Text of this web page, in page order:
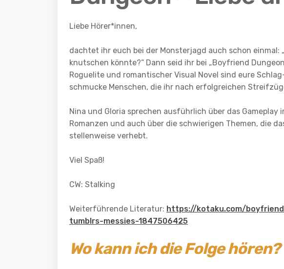
Liebe Hörer*innen,
dachtet ihr euch bei der Monsterjagd auch schon einmal:
knutschen könnte?“ Dann seid ihr bei „Boyfriend
Roguelite und romantischer Visual Novel sind eure
schmucke Menschen, die ihr nach erfolgreichen
Nina und Gloria sprechen ausführlich über das Gameplay
Romanzen und auch über die schwierigen Themen, die
stellenweise verhebt.
Viel Spaß!
CW: Stalking
Weiterführende Literatur: https://kotaku.com/
tumblrs-messies-1847506425
Wo kann ich die Folge hören?